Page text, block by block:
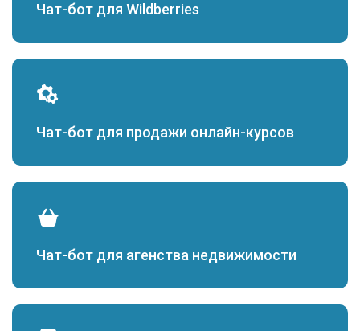
Чат-бот для Wildberries
Чат-бот для продажи онлайн-курсов
Чат-бот для агенства недвижимости